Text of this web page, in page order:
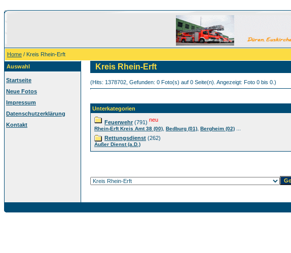
Home / Kreis Rhein-Erft
Auswahl
Startseite
Neue Fotos
Impressum
Datenschutzerklärung
Kontakt
Kreis Rhein-Erft
(Hits: 1378702, Gefunden: 0 Foto(s) auf 0 Seite(n). Angezeigt: Foto 0 bis 0.)
Unterkategorien
Feuerwehr(791) neu
Rhein-Erft Kreis Amt 38 (00) Bedburg (01) Bergheim (02)
Rettungsdienst (262)
Außer Dienst (a.D.)